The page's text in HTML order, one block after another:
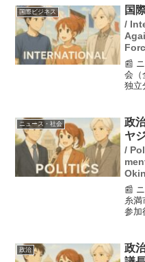
つ必
問を
国際ビジネス 国
/
📰
会（
独立
り、
れて
ニュース・社会
政
ヤ
/
📰
糸満
参加
戦争
誇り
政治
政